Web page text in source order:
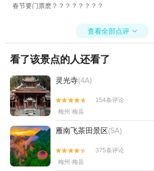
春节要门票麽？？？？？？？？
查看全部点评 
看了该景点的人还看了
灵光寺(4A)


154条评论
梅州·梅县
雁南飞茶田景区(5A)


375条评论
梅州·梅县